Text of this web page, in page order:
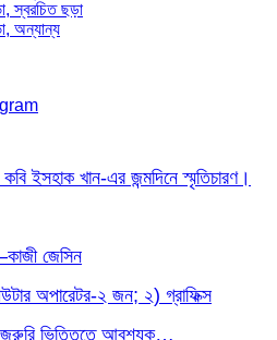
স্বরচিত ছড়া
অন্যান্য
ইসহাক খান-এর জন্মদিনে স্মৃতিচারণ।
জেসিন
অপারেটর-২ জন; ২) গ্রাফিক্স
ভিত্তিতে আবশ্যক…